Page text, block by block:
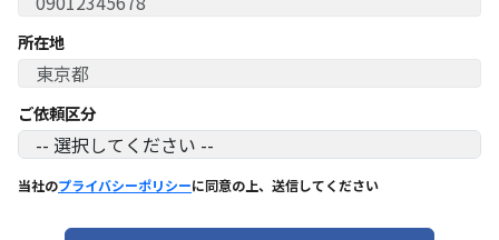
所在地
ご依頼区分
当社のプライバシーポリシーに同意の上、送信してください